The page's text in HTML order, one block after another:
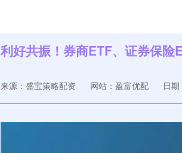
好共振！券商ETF、证券保险
来源：盛宝策略配资 网站：盈富优配 日